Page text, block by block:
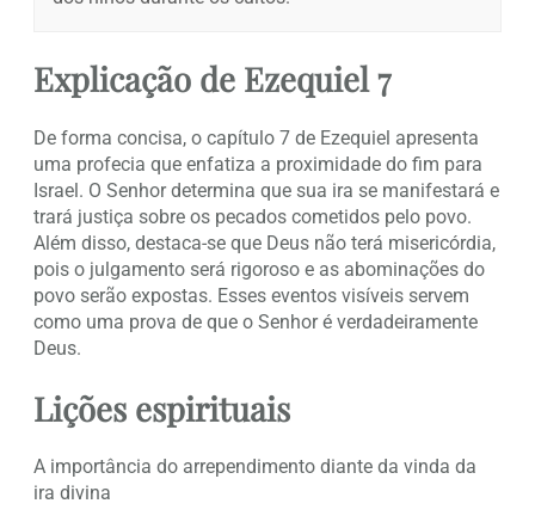
Explicação de Ezequiel 7
De forma concisa, o capítulo 7 de Ezequiel apresenta
uma profecia que enfatiza a proximidade do fim para
Israel. O Senhor determina que sua ira se manifestará e
trará justiça sobre os pecados cometidos pelo povo.
Além disso, destaca-se que Deus não terá misericórdia,
pois o julgamento será rigoroso e as abominações do
povo serão expostas. Esses eventos visíveis servem
como uma prova de que o Senhor é verdadeiramente
Deus.
Lições espirituais
A importância do arrependimento diante da vinda da
ira divina